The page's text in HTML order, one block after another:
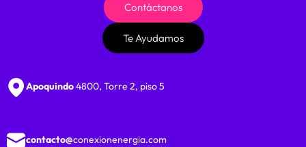
Contáctanos
Te Ayudamos
Apoquindo4800, Torre 2, piso 5
contacto@conexionenergia.com